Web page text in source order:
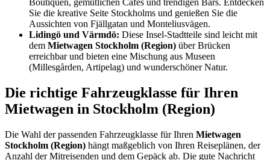
Sie die kreative Seite Stockholms und genießen Sie die
Aussichten von Fjällgatan und Monteliusvägen.
Lidingö und Värmdö: Diese Insel-Stadtteile sind leicht mit
dem Mietwagen Stockholm (Region) über Brücken
erreichbar und bieten eine Mischung aus Museen
(Millesgården, Artipelag) und wunderschöner Natur.
Die richtige Fahrzeugklasse für Ihren
Mietwagen in Stockholm (Region)
Die Wahl der passenden Fahrzeugklasse für Ihren Mietwagen
Stockholm (Region) hängt maßgeblich von Ihren Reiseplänen, der
Anzahl der Mitreisenden und dem Gepäck ab. Die gute Nachricht